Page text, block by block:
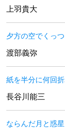
上羽貴大
夕方の空でくっ
渡部義弥
紙を半分に何回
長谷川能三
ならんだ月と惑